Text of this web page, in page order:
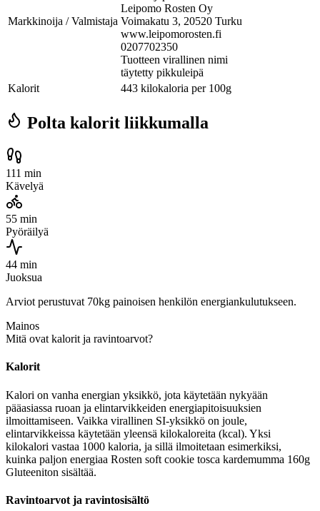
Markkinoija / Valmistaja
Leipomo Rosten Oy
Voimakatu 3, 20520 Turku
www.leipomorosten.fi
0207702350
Tuotteen virallinen nimi
täytetty pikkuleipä
Kalorit
443 kilokaloria per 100g
Polta kalorit liikkumalla
111 min
Kävelyä
55 min
Pyöräilyä
44 min
Juoksua
Arviot perustuvat 70kg painoisen henkilön energiankulutukseen.
Mainos
Mitä ovat kalorit ja ravintoarvot?
Kalorit
Kalori on vanha energian yksikkö, jota käytetään nykyään
pääasiassa ruoan ja elintarvikkeiden energiapitoisuuksien
ilmoittamiseen. Vaikka virallinen SI-yksikkö on joule,
elintarvikkeissa käytetään yleensä kilokaloreita (kcal). Yksi
kilokalori vastaa 1000 kaloria, ja sillä ilmoitetaan esimerkiksi,
kuinka paljon energiaa Rosten soft cookie tosca kardemumma 160g
Gluteeniton sisältää.
Ravintoarvot ja ravintosisältö